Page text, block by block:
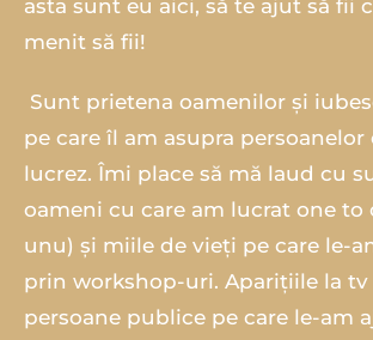
asta sunt eu aici, să te ajut să fii
menit să fii!
Sunt prietena oamenilor și
pe care îl am asupra persoanelor
lucrez. Îmi place să mă laud cu
oameni cu care am lucrat one to
unu) și miile de vieți pe care le-
prin workshop-uri. Aparițiile la tv
persoane publice pe care le-am